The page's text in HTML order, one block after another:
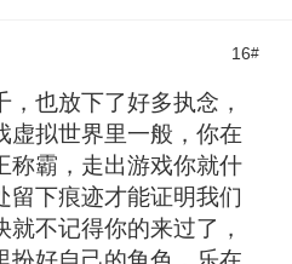
16#
也放下了好多执念，
虚拟世界里一般，你在
称霸，走出游戏你就什
留下痕迹才能证明我们
不记得你的来过了，